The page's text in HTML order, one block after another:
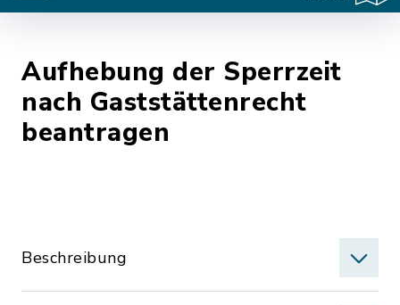
Aufhebung der Sperrzeit
nach Gaststättenrecht
beantragen
Beschreibung